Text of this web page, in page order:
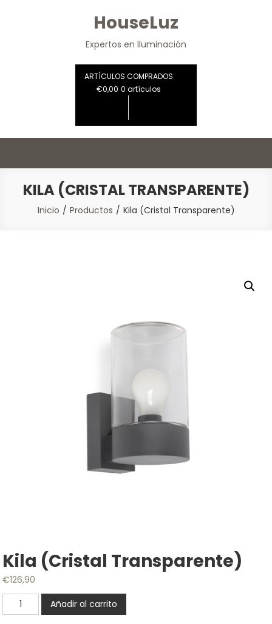
HouseLuz
Expertos en Iluminación
ARTÍCULOS COMPRADOS
€0,00 0 artículos
KILA (CRISTAL TRANSPARENTE)
Inicio Productos Kila (Cristal Transparente)
Kila (Cristal Transparente)
€126,90
(Cristal
Añadir al carrito